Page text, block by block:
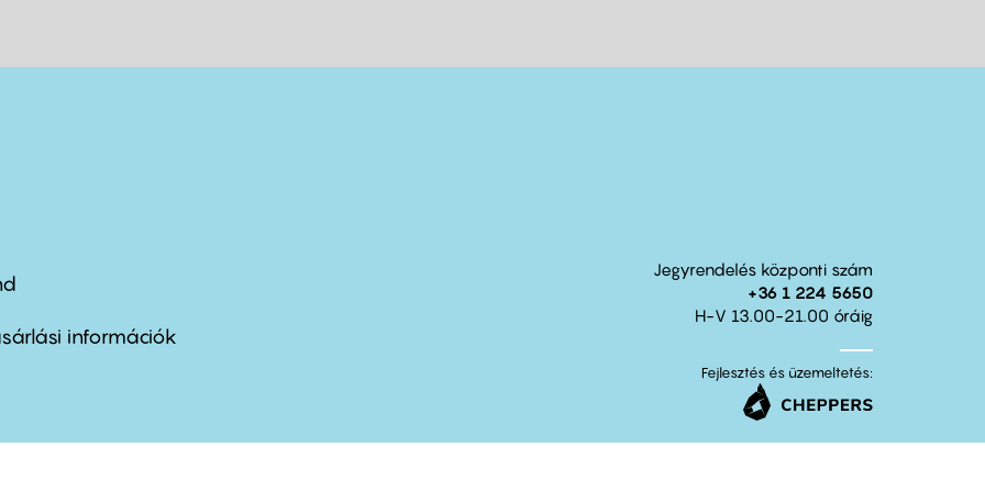
információk
Jegyrendelés központi szám
+36 1 224 5650
H-V 13.00-21.00 óráig
Fejlesztés és üzemeltetés: